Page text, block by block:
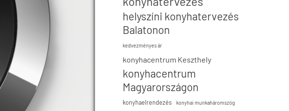
helyszíni konyhatervezés
Balatonon
kedvezményes ár
konyhacentrum Keszthely
konyhacentrum
Magyarországon
konyhaelrendezés konyhai munkaháromszög